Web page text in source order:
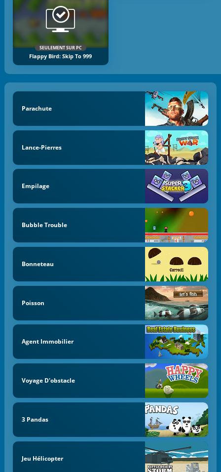
SEULEMENT SUR PC
Flappy Bird: Skip To 999
Parachute
Lance-Pierres
Empilage
Bubble Trouble
Bonneteau
Poisson
Agent Immobilier
Voyage D'obstacle
3 Pandas
Jeu Hélicopter